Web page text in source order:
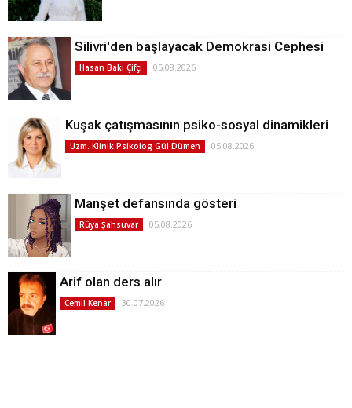
Silivri'den başlayacak Demokrasi Cephesi
Hasan Baki Çifçi 05.08.2026
Kuşak çatışmasının psiko-sosyal dinamikleri
Uzm. Klinik Psikolog Gül Dümen 05.08.2026
Manşet defansında gösteri
Rüya Şahsuvar 05.08.2026
Arif olan ders alır
Cemil Kenar 30.07.2026